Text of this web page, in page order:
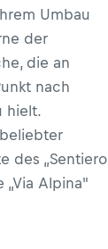
Umbau
der
die an
nach
hielt.
des „Sentiero
„Via Alpina"